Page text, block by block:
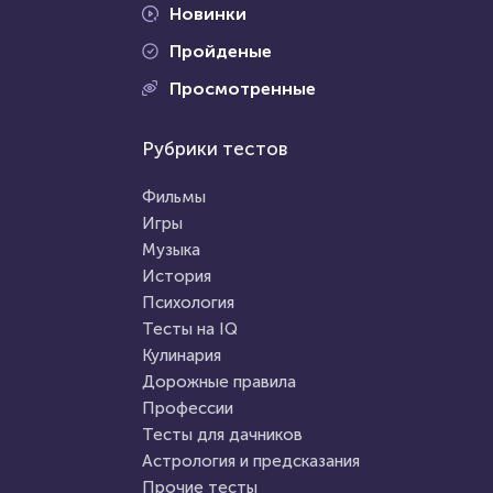
Проходили 9897 раз
фильма «Иван Васильевич
меняет профессию»
Пройти тест
28 марта 2022 4009
Тест: Рыбы. Угадай по фото и
22 ноября 2021
Рубрики тестов
Фильмы
Игры
Музыка
История
Психология
Тесты на IQ
Кулинария
Дорожные правила
Профессии
Тесты для дачников
Астрология и предсказания
Прочие тесты
Новинки
Пройденые
Просмотренные